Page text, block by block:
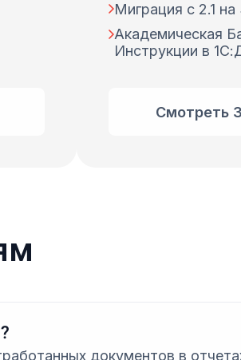
Миграция с 2.1 на
Академическая
Инструкции в
Смотреть
документов в